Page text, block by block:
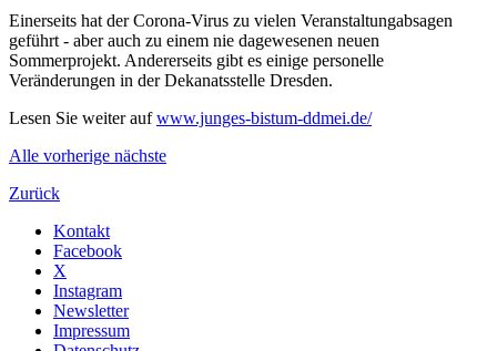
Einerseits hat der Corona-Virus zu vielen Veranstaltungabsagen
geführt - aber auch zu einem nie dagewesenen neuen
Sommerprojekt. Andererseits gibt es einige personelle
Veränderungen in der Dekanatsstelle Dresden.
Lesen Sie weiter aufwww.junges-bistum-ddmei.de/
Alle vorherige nächste
Zurück
Kontakt
Facebook
X
Instagram
Newsletter
Impressum